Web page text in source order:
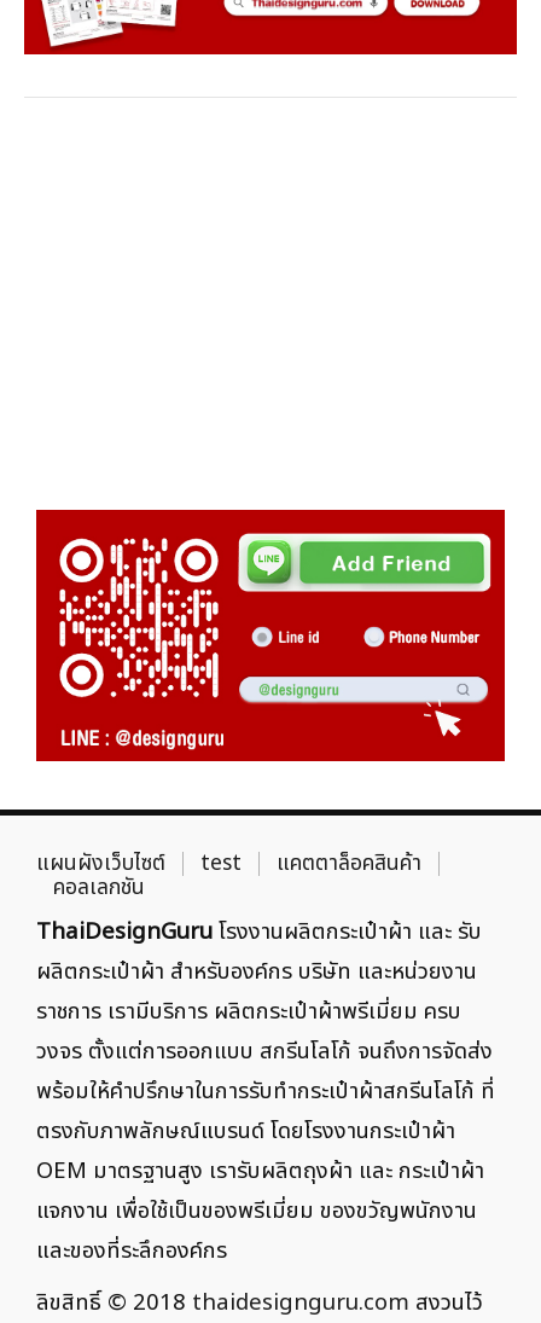
แผนผังเว็บไซต์ test แคตตาล็อคสินค้า
คอลเลกชัน
ThaiDesignGuruโรงงานผลิตกระเป๋าผ้า และ รับ
ผลิตกระเป๋าผ้า สำหรับองค์กร บริษัท และหน่วยงาน
ราชการ เรามีบริการ ผลิตกระเป๋าผ้าพรีเมี่ยม ครบ
วงจร ตั้งแต่การออกแบบ สกรีนโลโก้ จนถึงการจัดส่ง
พร้อมให้คำปรึกษาในการรับทำกระเป๋าผ้าสกรีนโลโก้ ที่
ตรงกับภาพลักษณ์แบรนด์ โดยโรงงานกระเป๋าผ้า
OEM มาตรฐานสูง เรารับผลิตถุงผ้า และ กระเป๋าผ้า
แจกงาน เพื่อใช้เป็นของพรีเมี่ยม ของขวัญพนักงาน
และของที่ระลึกองค์กร
ลิขสิทธิ์ © 2018 thaidesignguru.com สงวนไว้